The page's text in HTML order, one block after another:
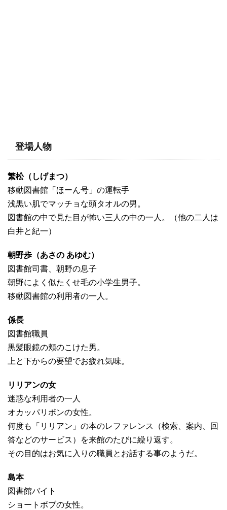
登場人物
繁松（しげまつ）
移動図書館「ほーん号」の運転手
浅黒い肌でマッチョな頭タオルの男。
図書館の中で見た目が怖い三人の中の一人。（他の二人は
白井と紀一）
朝野歩（あさの あゆむ）
図書館司書、朝野の息子
朝野によく似たくせ毛の小学生男子。
移動図書館の利用者の一人。
係長
図書館職員
黒髪眼鏡の頬のこけた男。
上と下からの要望でお疲れ気味。
リリアンの女
迷惑な利用者の一人
オカッパリボンの女性。
何度も「リリアン」の本のレファレンス（検索、案内、回
答などのサービス）を来館のたびに繰り返す。
その目的はお気に入りの職員とお話する事のようだ。
島本
図書館バイト
ショートボブの女性。